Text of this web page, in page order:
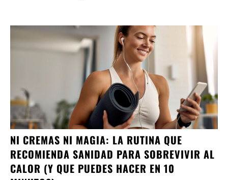
NI CREMAS NI MAGIA: LA RUTINA QUE
RECOMIENDA SANIDAD PARA SOBREVIVIR AL
CALOR (Y QUE PUEDES HACER EN 10